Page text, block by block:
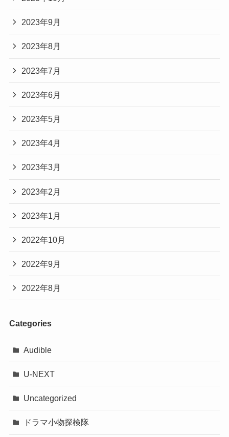
2023年9月
2023年8月
2023年7月
2023年6月
2023年5月
2023年4月
2023年3月
2023年2月
2023年1月
2022年10月
2022年9月
2022年8月
Categories
Audible
U-NEXT
Uncategorized
ドラマ小物探検隊